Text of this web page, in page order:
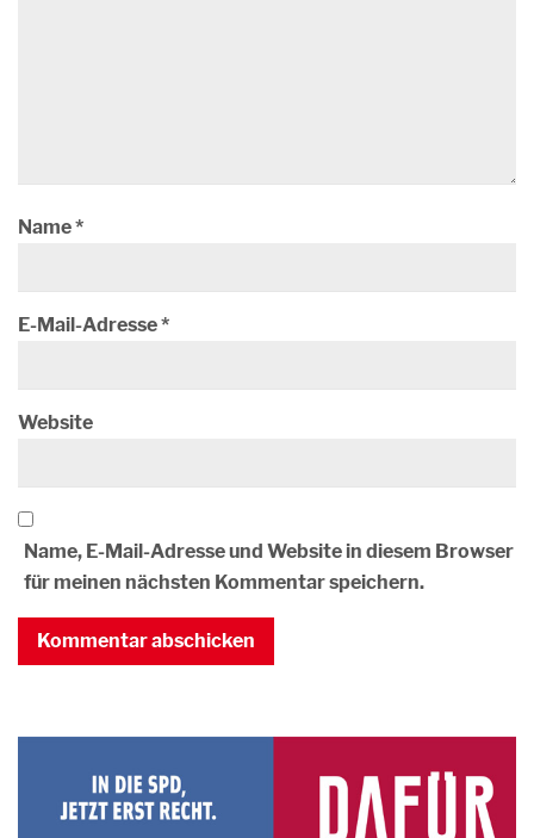
Name*
E-Mail-Adresse*
Website
Name, E-Mail-Adresse und Website in diesem Browser
für meinen nächsten Kommentar speichern.